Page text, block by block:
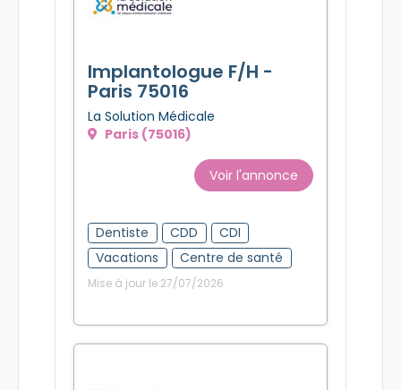
Implantologue F/H -
Paris 75016
La Solution Médicale
Paris (75016)
Voir l'annonce
Dentiste CDD
CDI
Vacations
Centre de santé
Mise à jour le 27/07/2026